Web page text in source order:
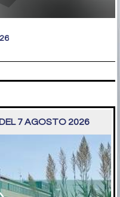
7 AGOSTO 2026